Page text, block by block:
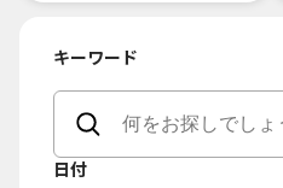
キーワード
日付